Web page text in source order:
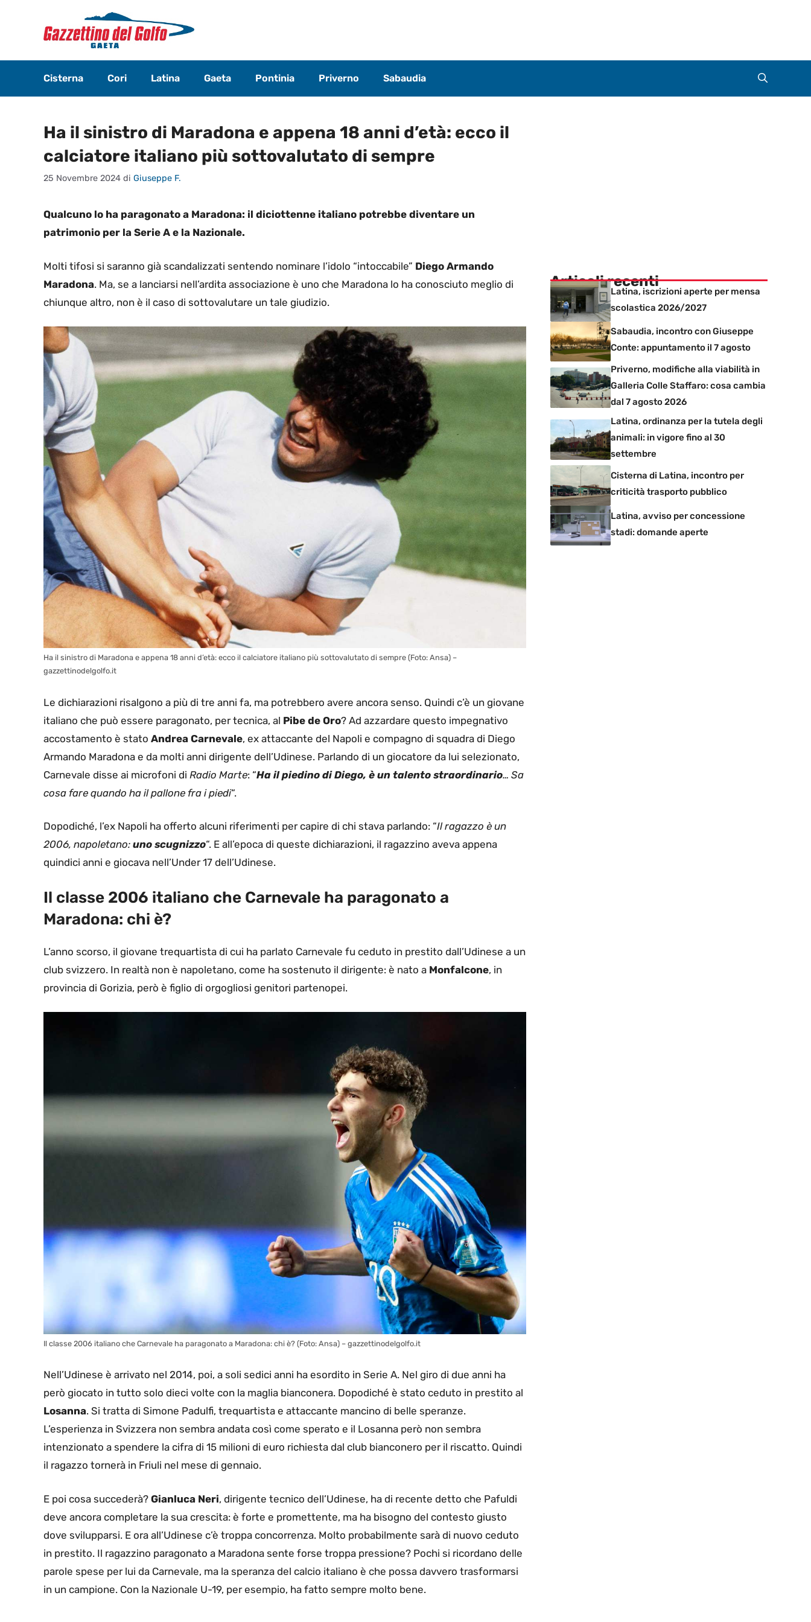
contenuto
Cisterna Cori Latina Gaeta Pontinia Priverno Sabaudia
Ha il sinistro di Maradona e appena 18 anni d’età: ecco il
calciatore italiano più sottovalutato di sempre
25 Novembre 2024 di Giuseppe F.
Qualcuno lo ha paragonato a Maradona: il diciottenne italiano potrebbe diventare un
patrimonio per la Serie A e la Nazionale.
Molti tifosi si saranno già scandalizzati sentendo nominare l’idolo “intoccabile” Diego Armando
Maradona. Ma, se a lanciarsi nell’ardita associazione è uno che Maradona lo ha conosciuto meglio di
chiunque altro, non è il caso di sottovalutare un tale giudizio.
Ha il sinistro di Maradona e appena 18 anni d’età: ecco il calciatore italiano più sottovalutato di sempre (Foto: Ansa) –
gazzettinodelgolfo.it
Le dichiarazioni risalgono a più di tre anni fa, ma potrebbero avere ancora senso. Quindi c’è un giovane
italiano che può essere paragonato, per tecnica, al Pibe de Oro? Ad azzardare questo impegnativo
accostamento è stato Andrea Carnevale, ex attaccante del Napoli e compagno di squadra di Diego
Armando Maradona e da molti anni dirigente dell’Udinese. Parlando di un giocatore da lui selezionato,
Carnevale disse ai microfoni di Radio Marte: “Ha il piedino di Diego, è un talento straordinario… Sa
cosa fare quando ha il pallone fra i piedi“.
Dopodiché, l’ex Napoli ha offerto alcuni riferimenti per capire di chi stava parlando: “Il ragazzo è un
2006, napoletano: uno scugnizzo“. E all’epoca di queste dichiarazioni, il ragazzino aveva appena
quindici anni e giocava nell’Under 17 dell’Udinese.
Il classe 2006 italiano che Carnevale ha paragonato a
Maradona: chi è?
L’anno scorso, il giovane trequartista di cui ha parlato Carnevale fu ceduto in prestito dall’Udinese a un
club svizzero. In realtà non è napoletano, come ha sostenuto il dirigente: è nato a Monfalcone, in
provincia di Gorizia, però è figlio di orgogliosi genitori partenopei.
Il classe 2006 italiano che Carnevale ha paragonato a Maradona: chi è? (Foto: Ansa) – gazzettinodelgolfo.it
Nell’Udinese è arrivato nel 2014, poi, a soli sedici anni ha esordito in Serie A. Nel giro di due anni ha
però giocato in tutto solo dieci volte con la maglia bianconera. Dopodiché è stato ceduto in prestito al
Losanna. Si tratta di Simone Padulfi, trequartista e attaccante mancino di belle speranze.
L’esperienza in Svizzera non sembra andata così come sperato e il Losanna però non sembra
intenzionato a spendere la cifra di 15 milioni di euro richiesta dal club bianconero per il riscatto. Quindi
il ragazzo tornerà in Friuli nel mese di gennaio.
E poi cosa succederà? Gianluca Neri, dirigente tecnico dell’Udinese, ha di recente detto che Pafuldi
deve ancora completare la sua crescita: è forte e promettente, ma ha bisogno del contesto giusto
dove svilupparsi. E ora all’Udinese c’è troppa concorrenza. Molto probabilmente sarà di nuovo ceduto
in prestito. Il ragazzino paragonato a Maradona sente forse troppa pressione? Pochi si ricordano delle
parole spese per lui da Carnevale, ma la speranza del calcio italiano è che possa davvero trasformarsi
in un campione. Con la Nazionale U-19, per esempio, ha fatto sempre molto bene.
Articoli recenti
Latina, iscrizioni aperte per mensa
scolastica 2026/2027
Sabaudia, incontro con Giuseppe
Conte: appuntamento il 7 agosto
Priverno, modifiche alla viabilità in
Galleria Colle Staffaro: cosa cambia
dal 7 agosto 2026
Latina, ordinanza per la tutela degli
animali: in vigore fino al 30
settembre
Cisterna di Latina, incontro per
criticità trasporto pubblico
Latina, avviso per concessione
stadi: domande aperte